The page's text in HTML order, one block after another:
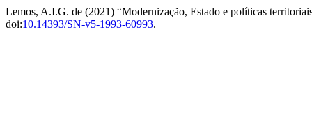
Lemos, A.I.G. de (2021) “Modernização, Estado e políticas
doi:10.14393/SN-v5-1993-60993.